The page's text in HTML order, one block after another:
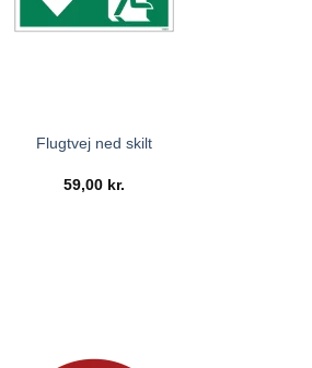
Flugtvej ned skilt
59,00 kr.